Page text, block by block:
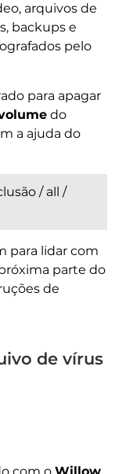
arquivos de
backups e
pelo
para apagar
do
a ajuda do
/ all /
para lidar com
parte do
de
de vírus